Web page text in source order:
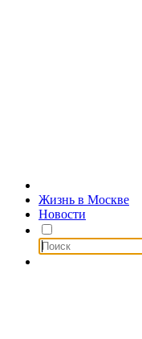
Жизнь в Москве
Новости